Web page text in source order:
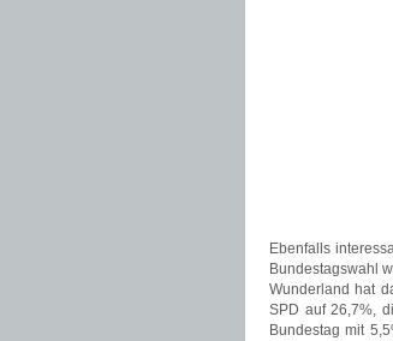
Ebenfalls
Bundestagswahl
Wunderland hat
SPD auf 26,7%,
Bundestag mit